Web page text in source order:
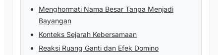
Menghormati Nama Besar Tanpa Menjadi
Bayangan
Konteks Sejarah Kebersamaan
Reaksi Ruang Ganti dan Efek Domino